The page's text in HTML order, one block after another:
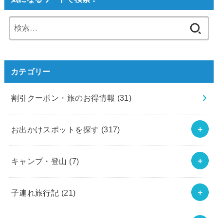
索:
カテゴリー
割引クーポン・旅のお得情報 (31)
お出かけスポットを探す (317)
キャンプ・登山 (7)
子連れ旅行記 (21)